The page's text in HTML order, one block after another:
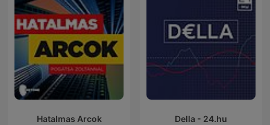
Hatalmas Arcok Della - 24.hu